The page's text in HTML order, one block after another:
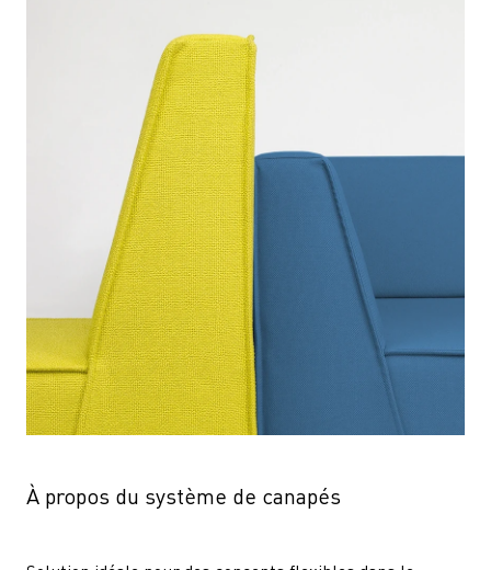
À propos du système de canapés